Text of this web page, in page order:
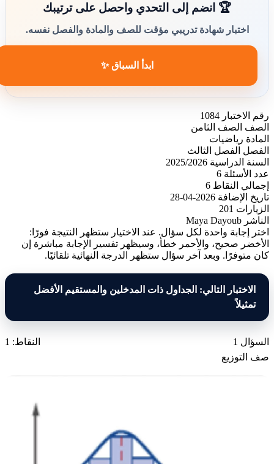
🏆 انضم إلى التحدي واحصل على ترتيبك
اختبار شهادة تدريبي مؤقت للصف والمادة والفصل نفسه.
ابدأ السباق ✨
رقم الاختبار 1084
الصف
الصف الثامن
المادة رياضيات
الفصل
الفصل الثالث
السنة الدراسية 2025/2026
عدد الأسئلة 6
إجمالي النقاط 6
تاريخ الإضافة 2026-04-28
الزيارات
201
الناشر Maya Dayoub
اختر إجابة واحدة لكل سؤال. عند الاختيار ستظهر النتيجة فورًا:
الأخضر صحيح، والأحمر خطأ، وسيظهر تفسير الإجابة مباشرة إن
كان متوفرًا. وبعد آخر سؤال ستظهر الدرجة النهائية تلقائيًا.
الاختبار التالي: الجداول ذات المدخلين والمستقيم الأفضل
تمثيلاً
السؤال 1
النقاط: 1
صف التوزيع